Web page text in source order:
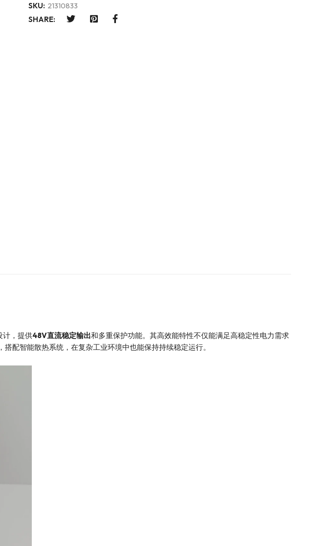
SKU: 21310833
SHARE:
计，提供48V直流稳定输出和多重保护功能。其高效能特性不仅能满足高稳定性电力需求
配智能散热系统，在复杂工业环境中也能保持持续稳定运行。